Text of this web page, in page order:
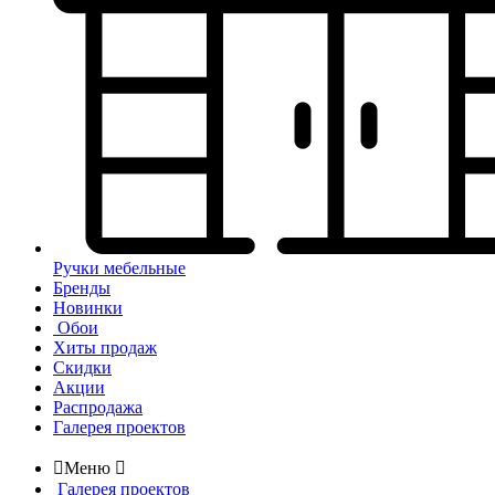
Ручки мебельные
Бренды
Новинки
Обои
Хиты продаж
Скидки
Акции
Распродажа
Галерея проектов
Меню 
Галерея проектов